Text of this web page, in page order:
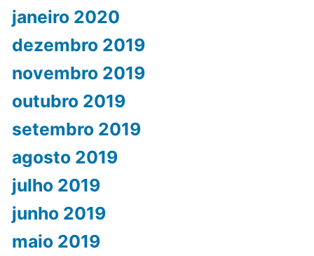
janeiro 2020
dezembro 2019
novembro 2019
outubro 2019
setembro 2019
agosto 2019
julho 2019
junho 2019
maio 2019